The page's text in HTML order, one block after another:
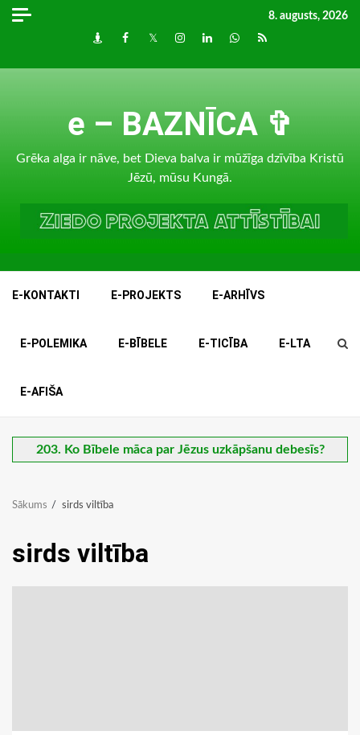
Skip
8. augusts, 2026
DraugiemFacebook
TwitterInstagram
LinkedInwhatsapp
RSS
e – BAZNĪCA ✞
Grēka alga ir nāve, bet Dieva balva ir mūžīga dzīvība Kristū
Jēzū, mūsu Kungā.
E-KONTAKTI E-PROJEKTS E-ARHĪVS
E-POLEMIKA E-BĪBELE E-TICĪBA E-LTA
E-AFIŠA
203. Ko Bībele māca par Jēzus uzkāpšanu debesīs?
Sākums sirds viltība
sirds viltība